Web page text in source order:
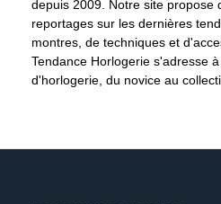
depuis 2009. Notre site propose
reportages sur les dernières
montres, de techniques et
Tendance Horlogerie s'adresse
d'horlogerie, du novice au